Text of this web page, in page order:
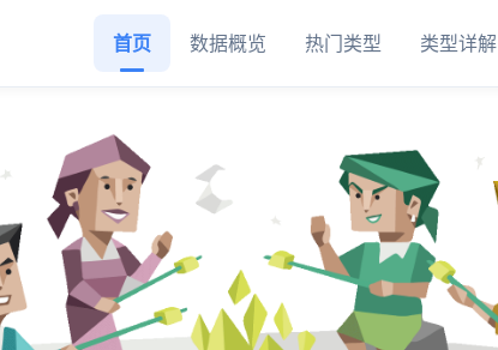
首页 数据概览 热门类型 类型详解